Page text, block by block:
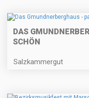
DAS
SCHÖN
Salzkammergut